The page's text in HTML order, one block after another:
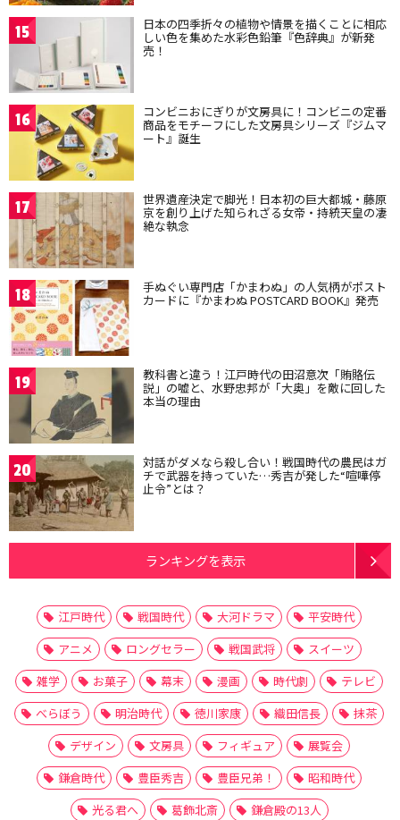
15 日本の四季折々の植物や情景を描くことに相応
しい色を集めた水彩色鉛筆『色辞典』が新発
売！
16 コンビニおにぎりが文房具に！コンビニの定番
商品をモチーフにした文房具シリーズ『ジムマ
ート』誕生
17 世界遺産決定で脚光！日本初の巨大都城・藤原
京を創り上げた知られざる女帝・持統天皇の凄
絶な執念
18 手ぬぐい専門店「かまわぬ」の人気柄がポスト
カードに『かまわぬ POSTCARD BOOK』発売
19 教科書と違う！江戸時代の田沼意次「賄賂伝
説」の嘘と、水野忠邦が「大奥」を敵に回した
本当の理由
20 対話がダメなら殺し合い！戦国時代の農民はガ
チで武器を持っていた…秀吉が発した“喧嘩停
止令”とは？
ランキングを表示
江戸時代 戦国時代 大河ドラマ
平安時代
アニメ
ロングセラー 戦国武将
スイーツ
雑学
お菓子 幕末 漫画 時代劇
テレビ
べらぼう
明治時代 徳川家康 織田信長
抹茶
デザイン
文房具 フィギュア
展覧会
鎌倉時代
豊臣秀吉 豊臣兄弟！
昭和時代
光る君へ
葛飾北斎 鎌倉殿の13人